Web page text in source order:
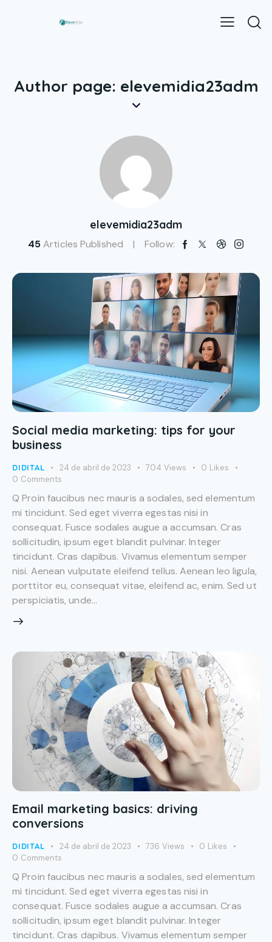
Author page: elevemidia23adm
elevemidia23adm
45Articles Published Follow:
Social media marketing: tips for your
business
DIDITAL 24 de abril de 2023 704 Views 0 Likes
0 Comments
Q Proin faucibus nec mauris a sodales, sed elementum
mi tincidunt. Sed eget viverra egestas nisi in
consequat. Fusce sodales augue a accumsan. Cras
sollicitudin, ipsum eget blandit pulvinar. Integer
tincidunt. Cras dapibus. Vivamus elementum semper
nisi. Aenean vulputate eleifend tellus. Aenean leo ligula,
porttitor eu, consequat vitae, eleifend ac, enim. Sed ut
perspiciatis, unde…
Email marketing basics: driving
conversions
DIDITAL 24 de abril de 2023 736 Views 0 Likes
0 Comments
Q Proin faucibus nec mauris a sodales, sed elementum
mi tincidunt. Sed eget viverra egestas nisi in
consequat. Fusce sodales augue a accumsan. Cras
sollicitudin, ipsum eget blandit pulvinar. Integer
tincidunt. Cras dapibus. Vivamus elementum semper